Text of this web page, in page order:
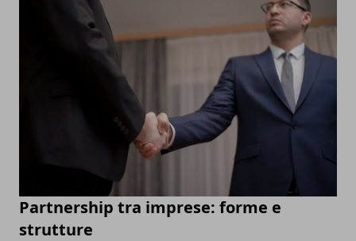
Partnership tra imprese: forme e
strutture